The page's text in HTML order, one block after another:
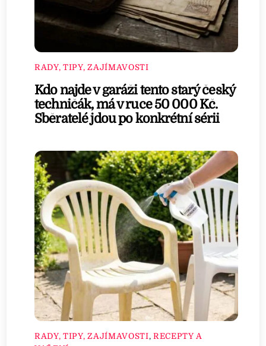
RADY, TIPY, ZAJÍMAVOSTI
Kdo najde v garáži tento starý český
techničák, má v ruce 50 000 Kč.
Sběratelé jdou po konkrétní sérii
RADY, TIPY, ZAJÍMAVOSTI, RECEPTY A